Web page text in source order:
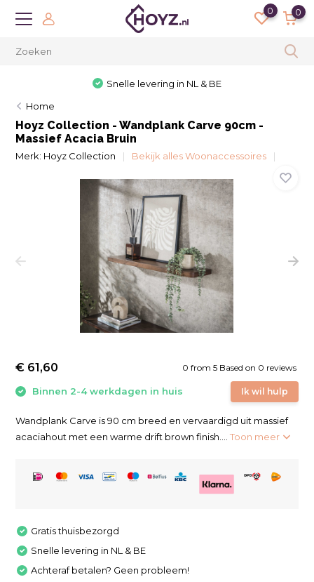
0 0
Snelle levering in NL & BE
Home
Hoyz Collection - Wandplank Carve 90cm -
Massief Acacia Bruin
Merk: Hoyz Collection Bekijk alles Woonaccessoires
0 from 5 Based on 0 reviews
Ik wil hulp
€ 61,60
Binnen 2-4 werkdagen in huis
Wandplank Carve is 90 cm breed en vervaardigd uit massief
acaciahout met een warme drift brown finish....Toon meer
Gratis thuisbezorgd
Snelle levering in NL & BE
Achteraf betalen? Geen probleem!